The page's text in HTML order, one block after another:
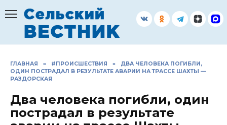
содержанию
ГЛАВНАЯ » #ПРОИСШЕСТВИЯ »
ДВА ЧЕЛОВЕКА ПОГИБЛИ,
ОДИН ПОСТРАДАЛ В РЕЗУЛЬТАТЕ АВАРИИ НА ТРАССЕ ШАХТЫ —
РАЗДОРСКАЯ
Два человека погибли, один
пострадал в результате